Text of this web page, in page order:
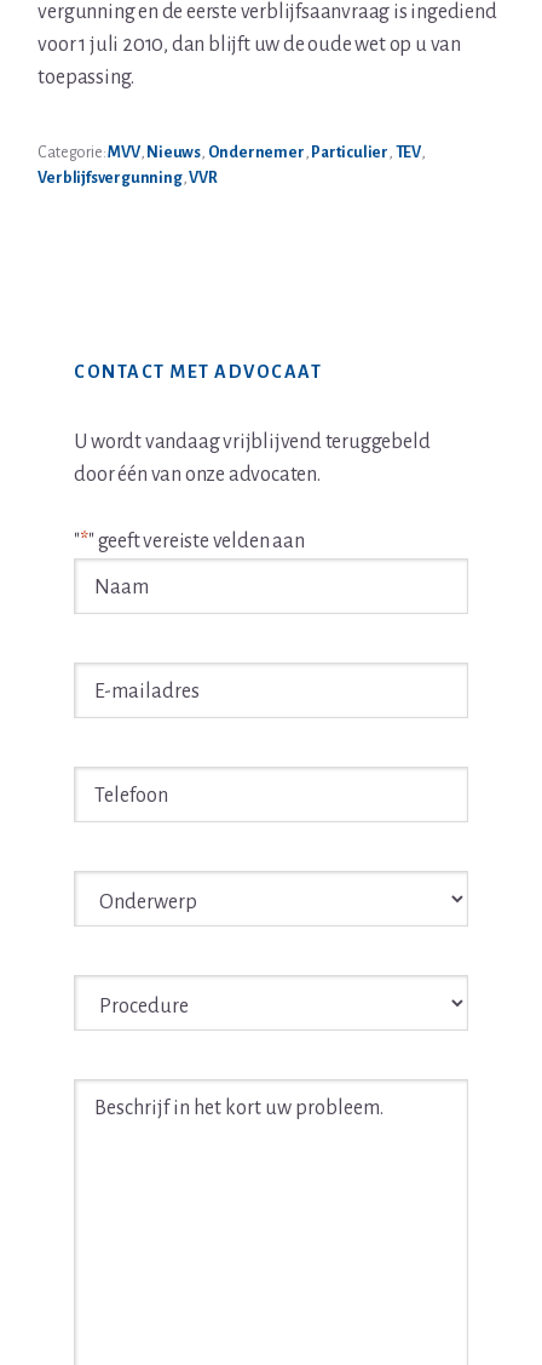
vergunning en de eerste verblijfsaanvraag is ingediend
voor 1 juli 2010, dan blijft uw de oude wet op u van
toepassing.
Categorie:MVV, Nieuws, Ondernemer, Particulier, TEV,
Verblijfsvergunning,VVR
Sidebar
CONTACT MET ADVOCAAT
U wordt vandaag vrijblijvend teruggebeld
door één van onze advocaten.
"*" geeft vereiste velden aan
Telefoon
Beschrijf